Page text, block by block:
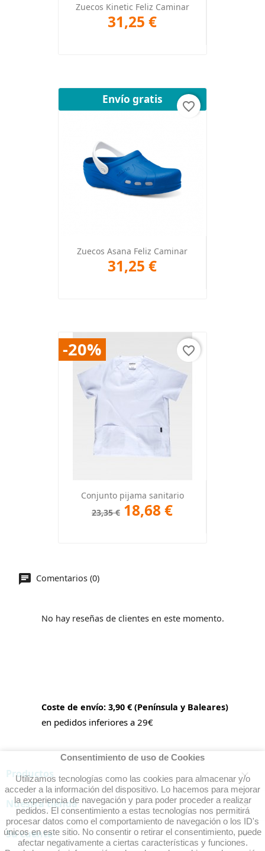
Zuecos Kinetic Feliz Caminar
31,25 €
Zuecos Asana Feliz Caminar
31,25 €
Envío gratis
favorite_border
Conjunto pijama sanitario
23,35 € 18,68 €
-20% favorite_border
Comentarios (0)
No hay reseñas de clientes en este momento.
Coste de envío: 3,90 € (Península y Baleares)
en pedidos inferiores a 29€
Productos 
Nuestra tienda 
Su cuenta 
Consentimiento de uso de Cookies
Utilizamos tecnologías como las cookies para almacenar y/o
acceder a la información del dispositivo. Lo hacemos para mejorar
la experiencia de navegación y para poder proceder a realizar
pedidos. El consentimiento a estas tecnologías nos permitirá
procesar datos como el comportamiento de navegación o los ID's
únicos en este sitio. No consentir o retirar el consentimiento, puede
afectar negativamente a ciertas características y funciones.